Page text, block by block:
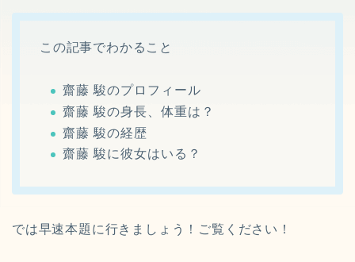
この記事でわかること
齋藤 駿のプロフィール
齋藤 駿の身長、体重は？
齋藤 駿の経歴
齋藤 駿に彼女はいる？
では早速本題に行きましょう！ご覧ください！